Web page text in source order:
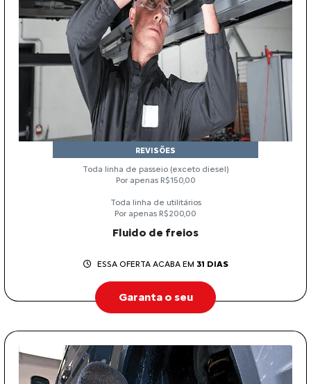
Fluido de freios
REVISÕES
Toda linha de passeio (exceto diesel)
Por apenas R$150,00
Toda linha de utilitários
Por apenas R$200,00
ESSA OFERTA ACABA EM 31 DIAS
Garanta o seu